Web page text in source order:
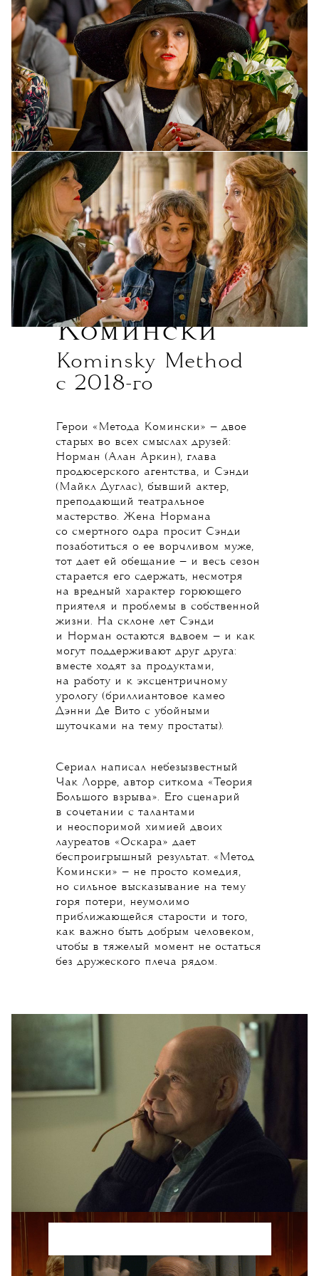
6.
Метод
Комински
Kominsky Method
с 2018-го
Герои «Метода Комински» — двое
старых во всех смыслах друзей:
Норман (Алан Аркин), глава
продюсерского агентства, и Сэнди
(Майкл Дуглас), бывший актер,
преподающий театральное
мастерство. Жена Нормана
со смертного одра просит Сэнди
позаботиться о ее ворчливом муже,
тот дает ей обещание — и весь сезон
старается его сдержать, несмотря
на вредный характер горюющего
приятеля и проблемы в собственной
жизни. На склоне лет Сэнди
и Норман остаются вдвоем — и как
могут поддерживают друг друга:
вместе ходят за продуктами,
на работу и к эксцентричному
урологу (бриллиантовое камео
Дэнни Де Вито с убойными
шуточками на тему простаты).
Сериал написал небезызвестный
Чак Лорре, автор ситкома «Теория
Большого взрыва». Его сценарий
в сочетании с талантами
и неоспоримой химией двоих
лауреатов «Оскара» дает
беспроигрышный результат. «Метод
Комински» — не просто комедия,
но сильное высказывание на тему
горя потери, неумолимо
приближающейся старости и того,
как важно быть добрым человеком,
чтобы в тяжелый момент не остаться
без дружеского плеча рядом.